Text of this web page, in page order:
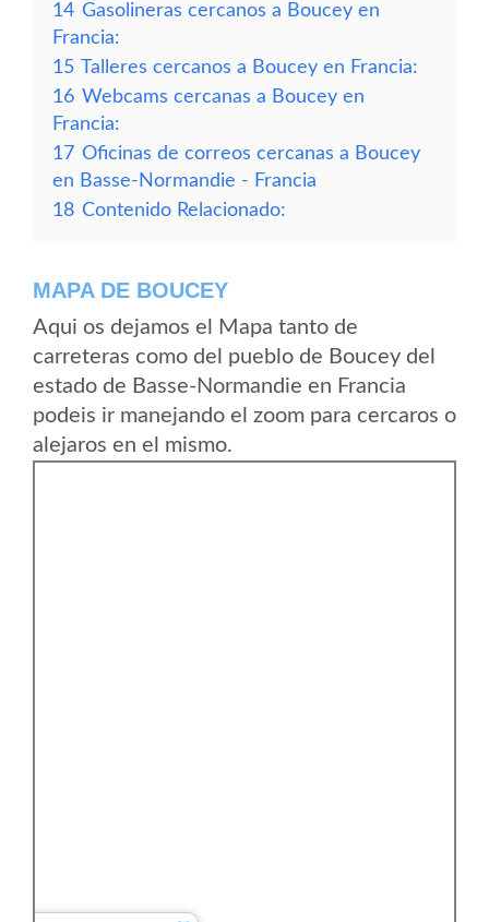
14 Gasolineras cercanos a Boucey en
Francia:
15 Talleres cercanos a Boucey en Francia:
16 Webcams cercanas a Boucey en
Francia:
17 Oficinas de correos cercanas a Boucey
en Basse-Normandie - Francia
18 Contenido Relacionado:
MAPA DE BOUCEY
Aqui os dejamos el Mapa tanto de
carreteras como del pueblo de Boucey del
estado de Basse-Normandie en Francia
podeis ir manejando el zoom para cercaros o
alejaros en el mismo.